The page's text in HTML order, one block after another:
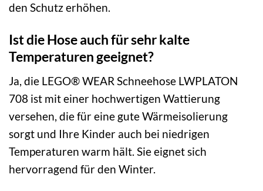
den Schutz erhöhen.
Ist die Hose auch für sehr kalte
Temperaturen geeignet?
Ja, die LEGO® WEAR Schneehose LWPLATON
708 ist mit einer hochwertigen Wattierung
versehen, die für eine gute Wärmeisolierung
sorgt und Ihre Kinder auch bei niedrigen
Temperaturen warm hält. Sie eignet sich
hervorragend für den Winter.